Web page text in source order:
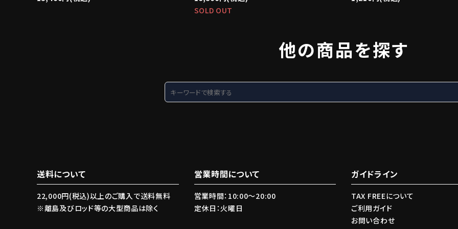
SOLD OUT
他の商品を探す
送料について
22,000円(税込)以上のご購入で送料無料
※離島及びロッド等の大型商品は除く
営業時間について
営業時間：10:00〜20:00
定休日：火曜日
ガイドライン
TAX FREEについて
ご利用ガイド
お問い合わせ